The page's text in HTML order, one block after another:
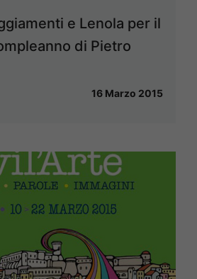
e Lenola per il
di Pietro
16 Marzo 2015